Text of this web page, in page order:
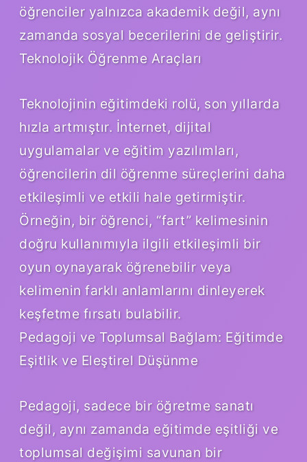
öğrenciler yalnızca akademik değil, aynı
zamanda sosyal becerilerini de geliştirir.
Teknolojik Öğrenme Araçları
Teknolojinin eğitimdeki rolü, son yıllarda
hızla artmıştır. İnternet, dijital
uygulamalar ve eğitim yazılımları,
öğrencilerin dil öğrenme süreçlerini daha
etkileşimli ve etkili hale getirmiştir.
Örneğin, bir öğrenci, “fart” kelimesinin
doğru kullanımıyla ilgili etkileşimli bir
oyun oynayarak öğrenebilir veya
kelimenin farklı anlamlarını dinleyerek
keşfetme fırsatı bulabilir.
Pedagoji ve Toplumsal Bağlam: Eğitimde
Eşitlik ve Eleştirel Düşünme
Pedagoji, sadece bir öğretme sanatı
değil, aynı zamanda eğitimde eşitliği ve
toplumsal değişimi savunan bir